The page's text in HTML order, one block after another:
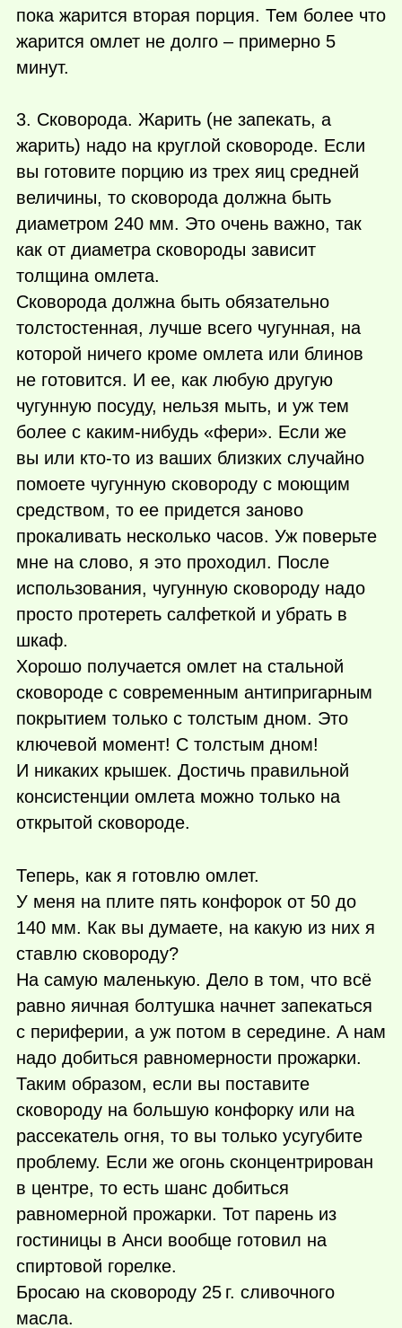
пока жарится вторая порция. Тем более что
жарится омлет не долго – примерно 5
минут.
3. Сковорода. Жарить (не запекать, а
жарить) надо на круглой сковороде. Если
вы готовите порцию из трех яиц средней
величины, то сковорода должна быть
диаметром 240 мм. Это очень важно, так
как от диаметра сковороды зависит
толщина омлета.
Сковорода должна быть обязательно
толстостенная, лучше всего чугунная, на
которой ничего кроме омлета или блинов
не готовится. И ее, как любую другую
чугунную посуду, нельзя мыть, и уж тем
более с каким-нибудь «фери». Если же
вы или кто-то из ваших близких случайно
помоете чугунную сковороду с моющим
средством, то ее придется заново
прокаливать несколько часов. Уж поверьте
мне на слово, я это проходил. После
использования, чугунную сковороду надо
просто протереть салфеткой и убрать в
шкаф.
Хорошо получается омлет на стальной
сковороде с современным антипригарным
покрытием только с толстым дном. Это
ключевой момент! С толстым дном!
И никаких крышек. Достичь правильной
консистенции омлета можно только на
открытой сковороде.
Теперь, как я готовлю омлет.
У меня на плите пять конфорок от 50 до
140 мм. Как вы думаете, на какую из них я
ставлю сковороду?
На самую маленькую. Дело в том, что всё
равно яичная болтушка начнет запекаться
с периферии, а уж потом в середине. А нам
надо добиться равномерности прожарки.
Таким образом, если вы поставите
сковороду на большую конфорку или на
рассекатель огня, то вы только усугубите
проблему. Если же огонь сконцентрирован
в центре, то есть шанс добиться
равномерной прожарки. Тот парень из
гостиницы в Анси вообще готовил на
спиртовой горелке.
Бросаю на сковороду 25 г. сливочного
масла.